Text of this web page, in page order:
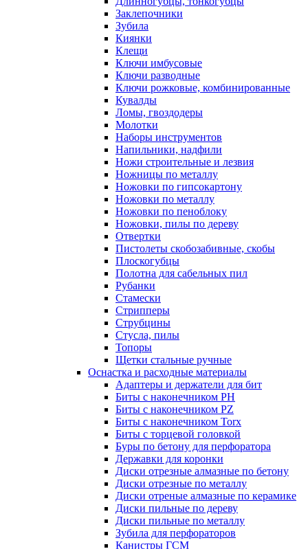
Заклепочники
Зубила
Киянки
Клещи
Ключи имбусовые
Ключи разводные
Ключи рожковые, комбинированные
Кувалды
Ломы, гвоздодеры
Молотки
Наборы инструментов
Напильники, надфили
Ножи строительные и лезвия
Ножницы по металлу
Ножовки по гипсокартону
Ножовки по металлу
Ножовки по пеноблоку
Ножовки, пилы по дереву
Отвертки
Пистолеты скобозабивные, скобы
Плоскогубцы
Полотна для сабельных пил
Рубанки
Стамески
Стрипперы
Струбцины
Стусла, пилы
Топоры
Щетки стальные ручные
Оснастка и расходные материалы
Адаптеры и держатели для бит
Биты с наконечником PH
Биты с наконечником PZ
Биты с наконечником Torx
Биты с торцевой головкой
Буры по бетону для перфоратора
Державки для коронки
Диски отрезные алмазные по бетону
Диски отрезные по металлу
Диски отреные алмазные по керамике
Диски пильные по дереву
Диски пильные по металлу
Зубила для перфораторов
Канистры ГСМ